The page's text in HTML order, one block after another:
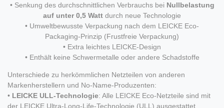
• Senkung des durchschnittlichen Verbrauchs bei Nullbelastung
auf unter 0,5 Watt durch neue Technologie
• Umweltbewusste Verpackung nach dem LEICKE Eco-
Packaging-Prinzip (Frustfreie Verpackung)
• Extra leichtes LEICKE-Design
• Enthält keine Schwermetalle oder andere Schadstoffe
Unterschiede zu herkömmlichen Netzteilen von anderen
Markenherstellern und No-Name-Produzenten:
• LEICKE ULL-Technologie: Alle LEICKE Eco-Netzteile sind mit
der LEICKE Ultra-Long-Life-Technologie (ULL) ausgestattet